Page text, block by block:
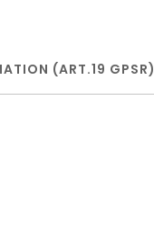
(ART.19 GPSR)